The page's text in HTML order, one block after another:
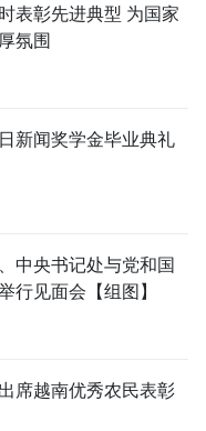
表彰先进典型 为国家
氛围
新闻奖学金毕业典礼
中央书记处与党和国
行见面会【组图】
席越南优秀农民表彰